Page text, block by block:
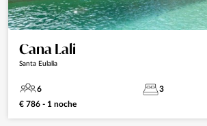
Cana Lali
Santa Eulalia
6 3
€ 786 - 1 noche